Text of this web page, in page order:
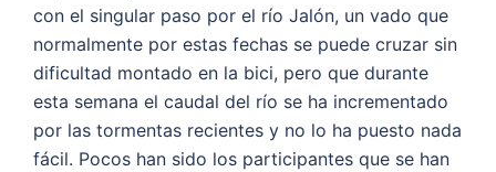
con el singular paso por el río Jalón, un vado que
normalmente por estas fechas se puede cruzar sin
dificultad montado en la bici, pero que durante
esta semana el caudal del río se ha incrementado
por las tormentas recientes y no lo ha puesto nada
fácil. Pocos han sido los participantes que se han